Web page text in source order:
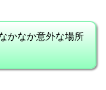
かなか意外な場所